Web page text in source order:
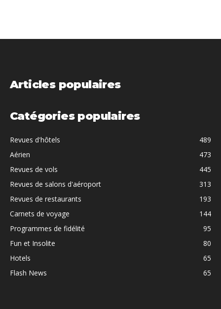
Articles populaires
Catégories populaires
Revues d'hôtels
489
Aérien
473
Revues de vols
445
Revues de salons d'aéroport
313
Revues de restaurants
193
Carnets de voyage
144
Programmes de fidélité
95
Fun et Insolite
80
Hotels
65
Flash News
65